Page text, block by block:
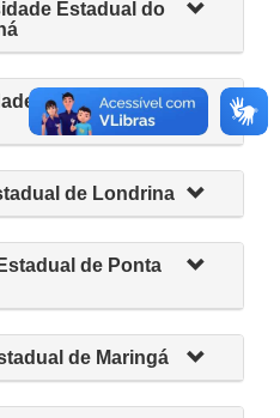
Estadual do
Estadual do
de Londrina
de Ponta
de Maringá